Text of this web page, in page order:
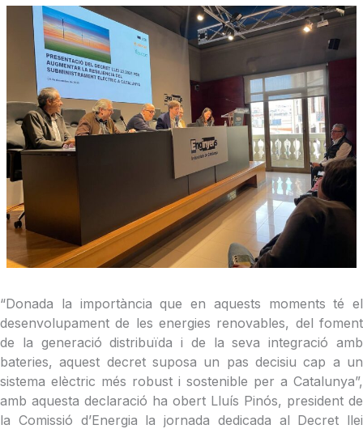
“Donada la importància que en aquests moments té el
desenvolupament de les energies renovables, del foment
de la generació distribuïda i de la seva integració amb
bateries, aquest decret suposa un pas decisiu cap a un
sistema elèctric més robust i sostenible per a Catalunya”,
amb aquesta declaració ha obert Lluís Pinós, president de
la Comissió d’Energia la jornada dedicada al Decret llei